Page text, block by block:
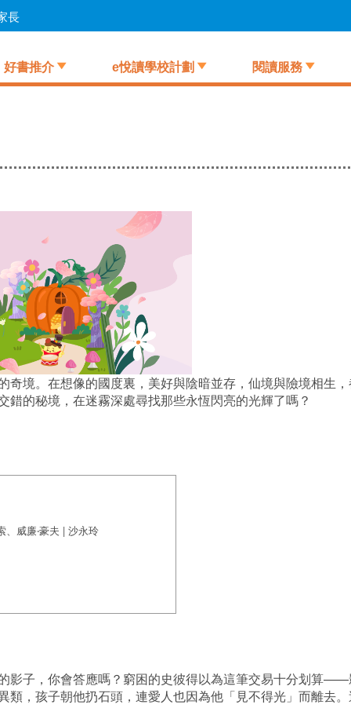
長
好書推介 e悅讀學校計劃 閱讀服務
境。在想像的國度裏，美好與陰暗並存，仙境與險境相生
錯的秘境，在迷霧深處尋找那些永恆閃亮的光輝了嗎？
、威廉‧豪夫 | 沙永玲
影子，你會答應嗎？窮困的史彼得以為這筆交易十分划算——
類，孩子朝他扔石頭，連愛人也因為他「見不得光」而離去